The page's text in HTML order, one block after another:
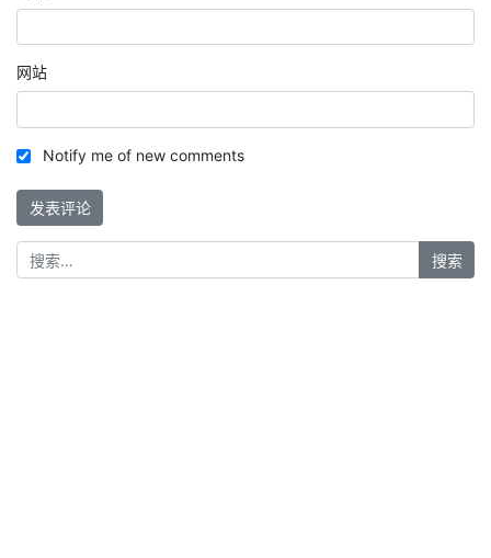
网站
Notify me of new comments